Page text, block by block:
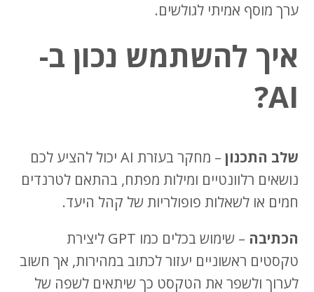
ערך מוסף אמיתי לגולשים.
איך להשתמש נכון ב-
AI?
שלב התכנון
– מחקר בעזרת AI יכול להציע לכם
נושאים רלוונטיים ומילות מפתח, בהתאם לטרנדים
חמים או לשאלות פופולריות של קהל היעד.
הכתיבה
– שימוש בכלים כמו GPT ליצירת
טקסטים ראשוניים יעזור לכתוב במהירות, אך חשוב
לערוך ולשפר את הטקסט כך שיתאים לשפה של